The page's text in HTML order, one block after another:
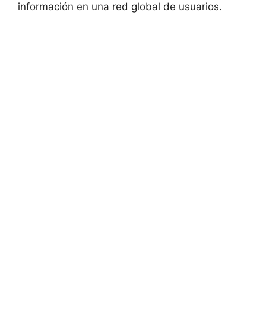
información en una red global de usuarios.